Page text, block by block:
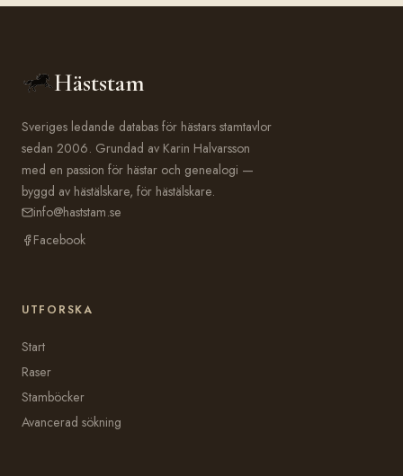
Häststam
Sveriges ledande databas för hästars stamtavlor
sedan 2006. Grundad av Karin Halvarsson
med en passion för hästar och genealogi —
byggd av hästälskare, för hästälskare.
info@haststam.se
Facebook
UTFORSKA
Start
Raser
Stamböcker
Avancerad sökning